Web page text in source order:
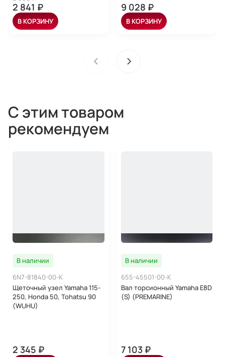
2 841 ₽
В КОРЗИНУ
9 028 ₽
В КОРЗИНУ
С этим товаром
рекомендуем
В наличии
6N7-81840-00-K
Щеточный узел Yamaha 115-
250, Honda 50, Tohatsu 90
(WUHU)
2 345 ₽
В наличии
655-45501-00-K
Вал торсионный Yamaha E8D
(S) (PREMARINE)
7 103 ₽